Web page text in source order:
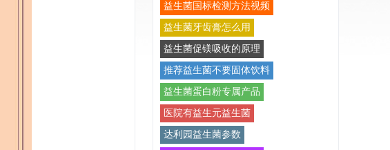
益生菌国标检测方法视频
益生菌牙齿膏怎么用
益生菌促镁吸收的原理
推荐益生菌不要固体饮料
益生菌蛋白粉专属产品
医院有益生元益生菌
达利园益生菌参数